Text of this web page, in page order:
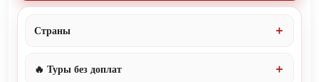
Страны
🔥 Туры без доплат